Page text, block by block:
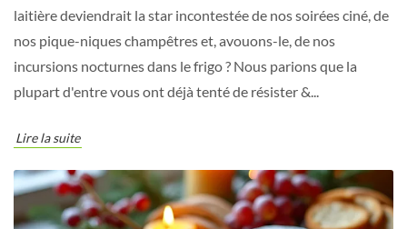
laitière deviendrait la star incontestée de nos soirées ciné, de
nos pique-niques champêtres et, avouons-le, de nos
incursions nocturnes dans le frigo ? Nous parions que la
plupart d'entre vous ont déjà tenté de résister &...
Lire la suite